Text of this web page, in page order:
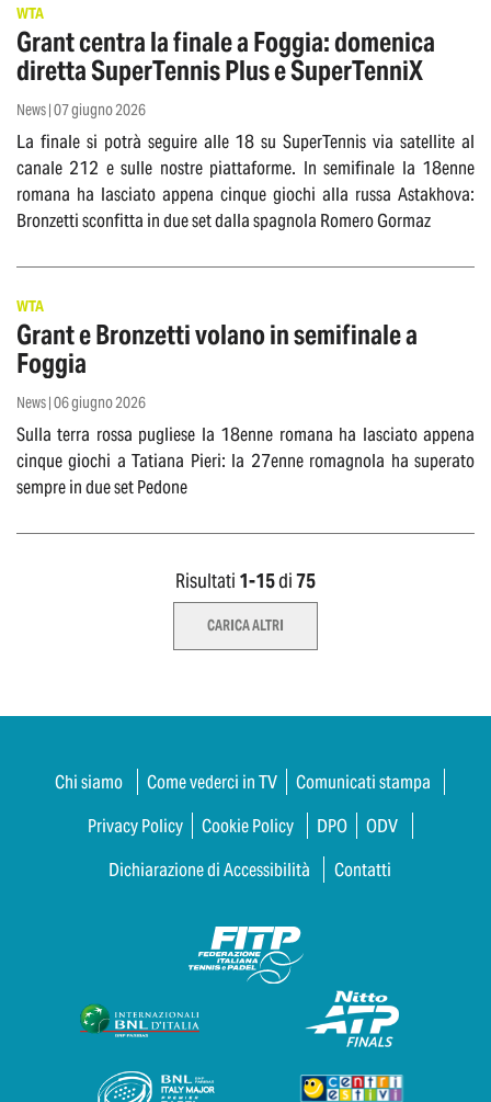
WTA
Grant centra la finale a Foggia: domenica
diretta SuperTennis Plus e SuperTenniX
News | 07 giugno 2026
La finale si potrà seguire alle 18 su SuperTennis via satellite al
canale 212 e sulle nostre piattaforme. In semifinale la 18enne
romana ha lasciato appena cinque giochi alla russa Astakhova:
Bronzetti sconfitta in due set dalla spagnola Romero Gormaz
WTA
Grant e Bronzetti volano in semifinale a
Foggia
News | 06 giugno 2026
Sulla terra rossa pugliese la 18enne romana ha lasciato appena
cinque giochi a Tatiana Pieri: la 27enne romagnola ha superato
sempre in due set Pedone
Risultati 1-15di75
CARICA ALTRI
Chi siamo Come vederci in TV
Comunicati stampa
Privacy Policy
Cookie Policy DPO
ODV
Dichiarazione di Accessibilità
Contatti